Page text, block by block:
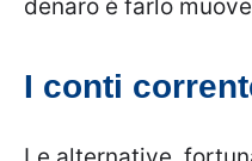
denaro è farlo
I conti